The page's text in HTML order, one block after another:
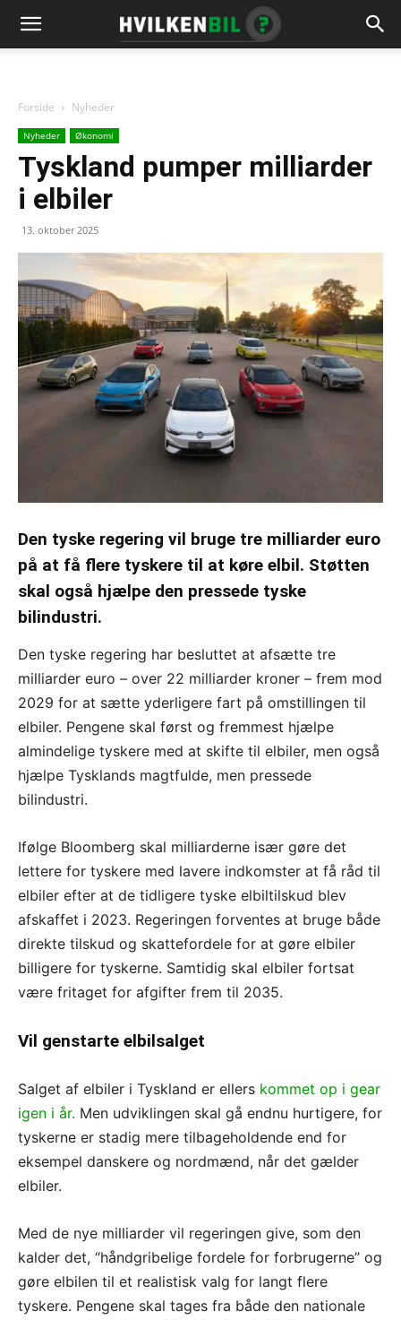
Forside Nyheder
Nyheder Økonomi
Tyskland pumper milliarder
i elbiler
13. oktober 2025
Den tyske regering vil bruge tre milliarder euro
på at få flere tyskere til at køre elbil. Støtten
skal også hjælpe den pressede tyske
bilindustri.
Den tyske regering har besluttet at afsætte tre
milliarder euro – over 22 milliarder kroner – frem mod
2029 for at sætte yderligere fart på omstillingen til
elbiler. Pengene skal først og fremmest hjælpe
almindelige tyskere med at skifte til elbiler, men også
hjælpe Tysklands magtfulde, men pressede
bilindustri.
Ifølge Bloomberg skal milliarderne især gøre det
lettere for tyskere med lavere indkomster at få råd til
elbiler efter at de tidligere tyske elbiltilskud blev
afskaffet i 2023. Regeringen forventes at bruge både
direkte tilskud og skattefordele for at gøre elbiler
billigere for tyskerne. Samtidig skal elbiler fortsat
være fritaget for afgifter frem til 2035.
Vil genstarte elbilsalget
Salget af elbiler i Tyskland er ellers kommet op i gear
igen i år. Men udviklingen skal gå endnu hurtigere, for
tyskerne er stadig mere tilbageholdende end for
eksempel danskere og nordmænd, når det gælder
elbiler.
Med de nye milliarder vil regeringen give, som den
kalder det, “håndgribelige fordele for forbrugerne” og
gøre elbilen til et realistisk valg for langt flere
tyskere. Pengene skal tages fra både den nationale